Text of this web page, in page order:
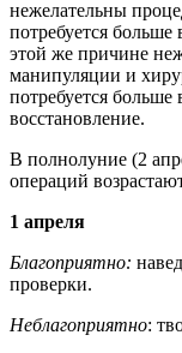
нежелательны
потребуется
этой же причине
манипуляции и
потребуется
восстановление.
В полнолуние (2
операций
1 апреля
Благоприятно:
проверки.
Неблагоприятно: